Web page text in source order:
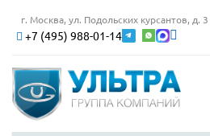
г. Москва, ул. Подольских курсантов, д. 3
+7 (495) 988-01-14